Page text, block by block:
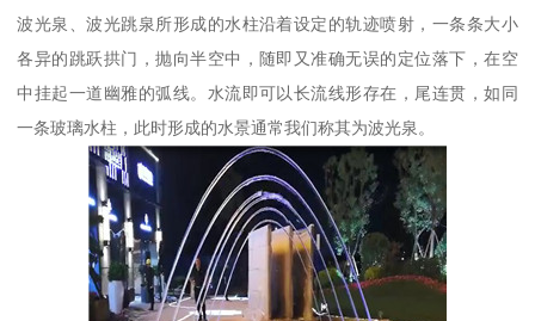
波光泉、波光跳泉所形成的水柱沿着设定的轨迹喷射，一条条大小
各异的跳跃拱门，抛向半空中，随即又准确无误的定位落下，在空
中挂起一道幽雅的弧线。水流即可以长流线形存在，尾连贯，如同
一条玻璃水柱，此时形成的水景通常我们称其为波光泉。